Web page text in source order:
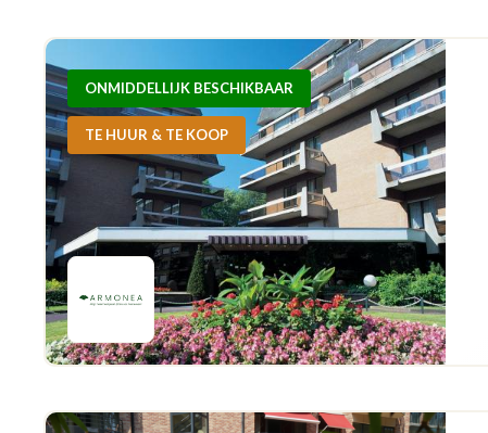
ONMIDDELLIJK BESCHIKBAAR
TE HUUR & TE KOOP